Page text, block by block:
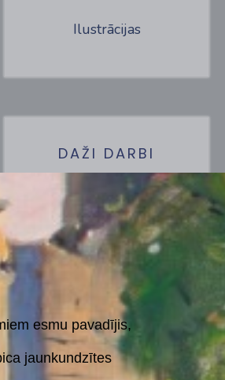
esmu pavadījis,
jaunkundzītes
Ilustrācijas
DAŽI DARBI